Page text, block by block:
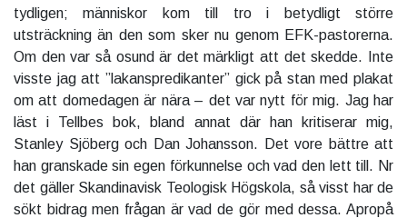
tydligen; människor kom till tro i betydligt större
utsträckning än den som sker nu genom EFK-pastorerna.
Om den var så osund är det märkligt att det skedde. Inte
visste jag att ”lakanspredikanter” gick på stan med plakat
om att domedagen är nära – det var nytt för mig. Jag har
läst i Tellbes bok, bland annat där han kritiserar mig,
Stanley Sjöberg och Dan Johansson. Det vore bättre att
han granskade sin egen förkunnelse och vad den lett till. Nr
det gäller Skandinavisk Teologisk Högskola, så visst har de
sökt bidrag men frågan är vad de gör med dessa. Apropå